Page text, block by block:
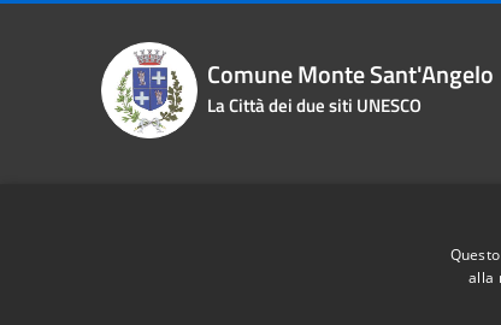
Comune Monte Sant'Angelo
La Città dei due siti UNESCO
alla